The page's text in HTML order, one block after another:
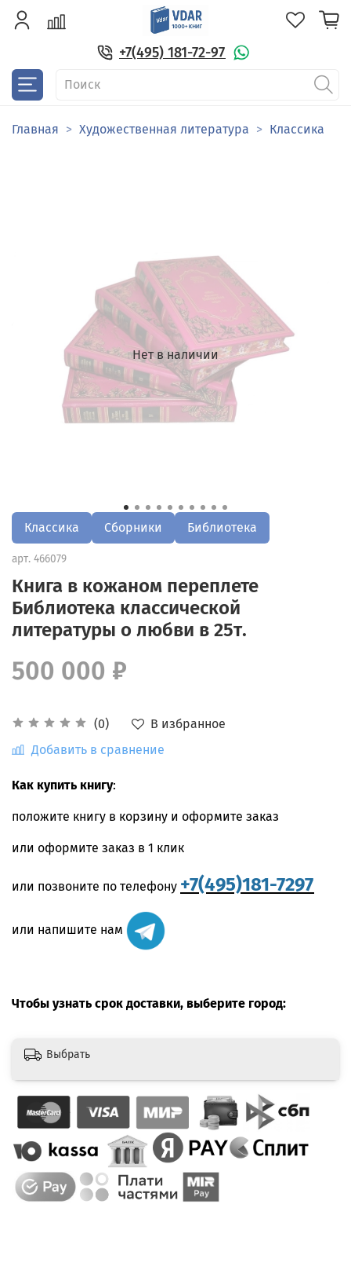
+7(495) 181-72-97
Главная Художественная литература Классика
Нет в наличии
Классика Сборники Библиотека
арт. 466079
Книга в кожаном переплете
Библиотека классической
литературы о любви в 25т.
(0)
В избранное
Добавить в сравнение
500 000 ₽
Как купить книгу:
положите книгу в корзину и оформите заказ
или оформите заказ в 1 клик
или позвоните по телефону +7(495)181-7297
или напишите нам
Чтобы узнать срок доставки, выберите город:
Выбрать